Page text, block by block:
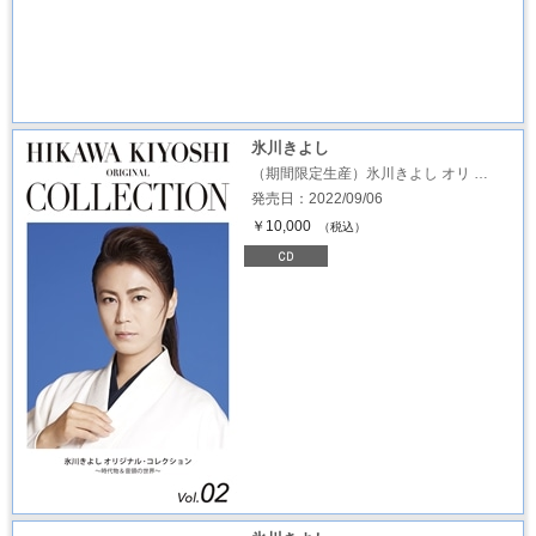
氷川きよし
（期間限定生産）氷川きよし オリ …
発売日：2022/09/06
￥10,000
（税込）